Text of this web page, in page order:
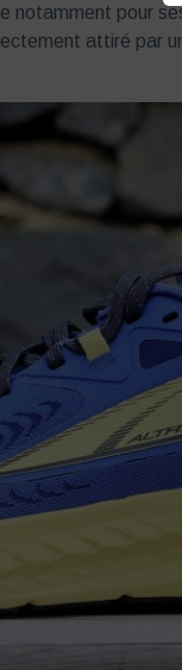
notamment pour
attiré par